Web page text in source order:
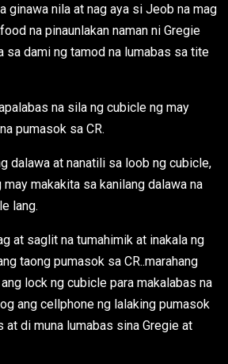
ginawa nila at nag aya si Jeob na mag
na pinaunlakan naman ni Gregie
sa dami ng tamod na lumabas sa tite
na sila ng cubicle ng may
pumasok sa CR.
dalawa at nanatili sa loob ng cubicle,
may makakita sa kanilang dalawa na
lang.
at saglit na tumahimik at inakala ng
taong pumasok sa CR..marahang
lock ng cubicle para makalabas na
ang cellphone ng lalaking pumasok
at di muna lumabas sina Gregie at